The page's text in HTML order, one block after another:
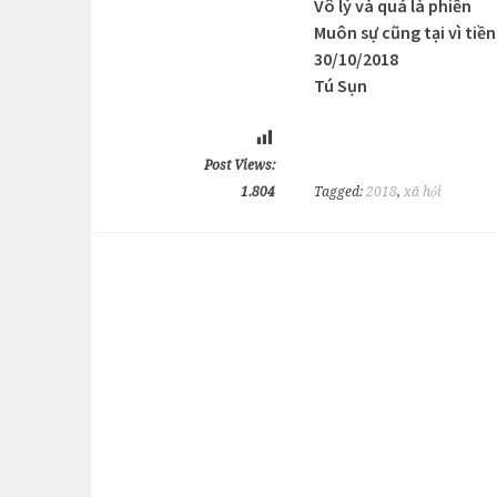
Vô lý và quá là phiền
Muôn sự cũng tại vì
30/10/2018
Tú Sụn
Post Views:
1.804
Tagged: 2018, xã hội